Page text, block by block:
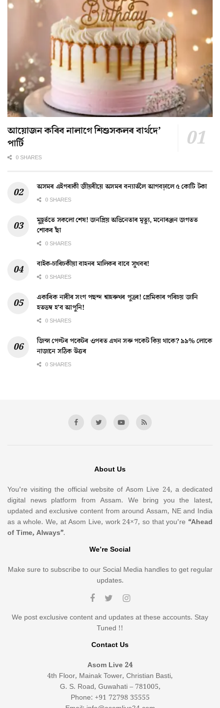
আয়োজন কৰিব নালাগে শিশুসকলৰ বাৰ্থদে’
পাৰ্টি
0 SHARES
অসমৰ এইগৰাকী জীয়ৰীয়ে অসমৰ বন্যাৰ্তলৈ আগবঢ়ালে ৫ কোটি টকা
0 SHARES
মুহূৰ্ততে সকলো শেষ! জনপ্ৰিয় অভিনেতাৰ মৃত্যু, মনোৰঞ্জন জগতত
শোকৰ ছাঁ
0 SHARES
বাইক-চাৰিচকীয়া বাহনৰ মালিকৰ বাবে সুখবৰ!
0 SHARES
একাধিক নাৰীৰ সংগ পছন্দ শ্বাহৰুখৰ পুত্ৰৰ! প্ৰেমিকাৰ পৰিচয় জানি
হতভম্ব হ’ব আপুনি!
0 SHARES
জিন্স পেণ্টৰ পকেটৰ ওপৰত এখন সৰু পকেট কিয় থাকে? ৯৯% লোকে
নাজানে সঠিক উত্তৰ
0 SHARES
About Us
You’re visiting the official website of Asom Live 24, a dedicated
digital news platform from Assam. We bring you the latest,
updated and exclusive content from around Assam, NE and India
as a whole. We, at Asom Live, work 24×7, so that you’re “Ahead
of Time, Always”.
We’re Social
Make sure to subscribe to our Social Media handles to get regular
updates.
We post exclusive content and updates at these accounts. Stay
Tuned !!
Contact Us
Asom Live 24
4th Floor, Mainak Tower, Christian Basti,
G. S. Road, Guwahati – 781005,
Phone: +91 72798 35555